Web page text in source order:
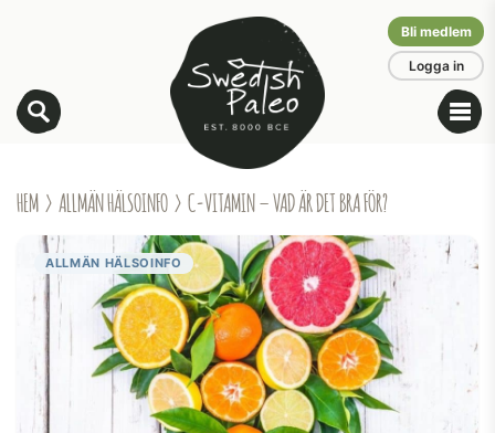
Bli medlem
Logga in
HEM › ALLMÄN HÄLSOINFO › C-VITAMIN – VAD ÄR DET BRA FÖR?
ALLMÄN HÄLSOINFO